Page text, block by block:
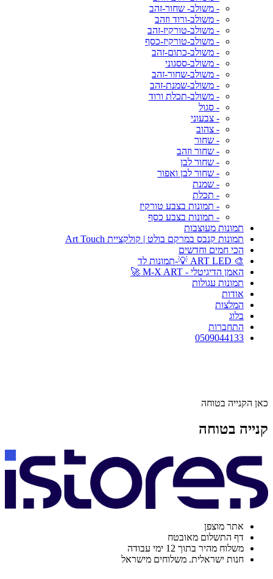
- משולב- שחור-זהב
- משולב-ורוד וזהב
- משולב-טורקיז-זהב
- משולב-טורקיז-כסף
- משולב-כתום-זהב
- משולב-ססגוני
- משולב-שחור-זהב
- משולב-שמנת-זהב
- משולב-תכלת ורוד
- סגול
- צבעוני
- צהוב
- שחור
- שחור וזהב
- שחור לבן
- שחור לבן ואפור
- שמנת
- תכלת
- תמונות בצבע טורקיז
- תמונות בצבע כסף
תמונות מעוצבות
תמונות קנבס במרקם בולט | קולקציית Art Touch
הכי חמים וחדשים
🎨 ART LED 💡-תמונות לד
האמן הדיגיטלי - M-X ART 🚀
תמונות עגולות
אודות
המלצות
בלוג
התחברות
0509044133
כאן הקנייה בטוחה
קנייה בטוחה
אתר מוצפן
דף התשלום מאובטח
משלוח מהיר בתוך 12 ימי עבודה
חנות ישראלית. משלוחים מישראל